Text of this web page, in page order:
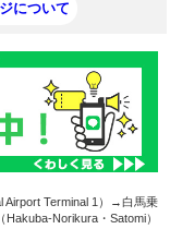
について
Airport Terminal 1）→白馬乗
Hakuba-Norikura・Satomi）